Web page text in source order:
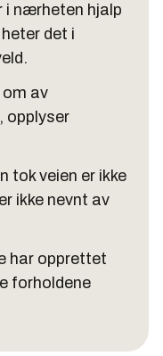
i nærheten hjalp
det i
av
opplyser
tok veien er ikke
ikke nevnt av
har opprettet
forholdene